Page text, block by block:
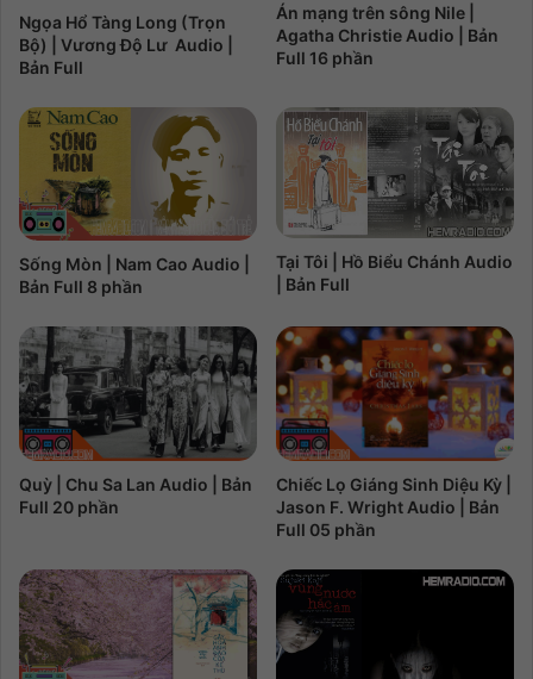
Ngọa Hổ Tàng Long (Trọn
Bộ) | Vương Độ Lư Audio |
Bản Full
Án mạng trên sông Nile |
Agatha Christie Audio | Bản
Full 16 phần
Sống Mòn | Nam Cao Audio |
Bản Full 8 phần
Tại Tôi | Hồ Biểu Chánh Audio
| Bản Full
Quỳ | Chu Sa Lan Audio | Bản
Full 20 phần
Chiếc Lọ Giáng Sinh Diệu Kỳ |
Jason F. Wright Audio | Bản
Full 05 phần